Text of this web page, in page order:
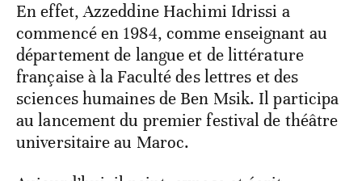
En effet, Azzeddine Hachimi Idrissi a
commencé en 1984, comme enseignant au
département de langue et de littérature
française à la Faculté des lettres et des
sciences humaines de Ben Msik. Il participa
au lancement du premier festival de théâtre
universitaire au Maroc.